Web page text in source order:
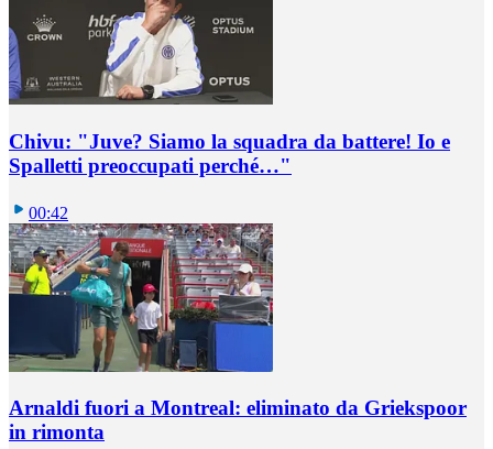
Chivu: "Juve? Siamo la squadra da battere! Io e
Spalletti preoccupati perché…"
00:42
Arnaldi fuori a Montreal: eliminato da Griekspoor
in rimonta